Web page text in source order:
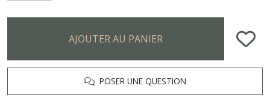
AJOUTER AU PANIER
POSER UNE QUESTION